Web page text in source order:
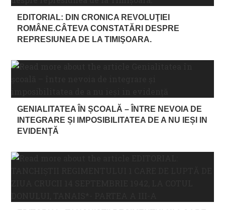
EDITORIAL: DIN CRONICA REVOLUŢIEI
ROMÂNE.CÂTEVA CONSTATĂRI DESPRE
REPRESIUNEA DE LA TIMIŞOARA.
GENIALITATEA ÎN ȘCOALĂ – ÎNTRE NEVOIA DE
INTEGRARE ȘI IMPOSIBILITATEA DE A NU IEȘI IN
EVIDENȚĂ